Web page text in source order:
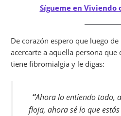
Sígueme en Viviendo
De corazón espero que luego
acercarte a aquella persona
tiene fibromialgia y le digas:
“Ahora lo entiendo todo,
floja, ahora sé lo que